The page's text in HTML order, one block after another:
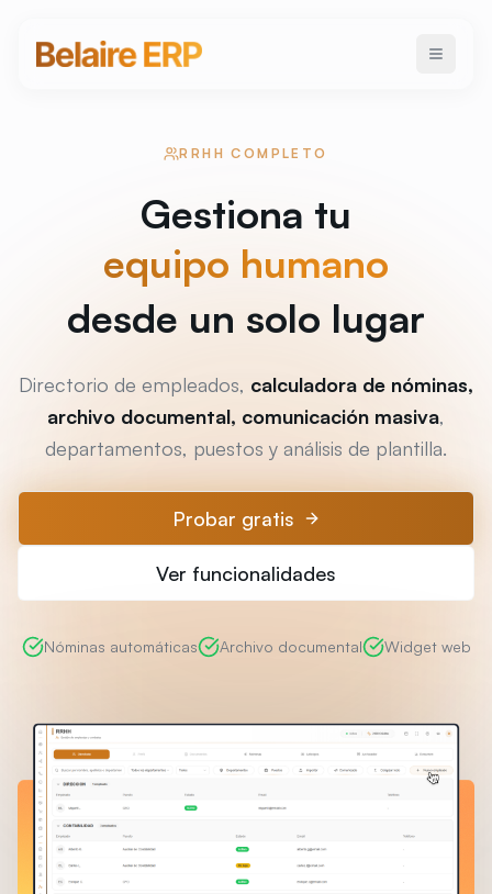
RRHH COMPLETO
Gestiona tu
equipo humano
desde un solo lugar
Directorio de empleados, calculadora de nóminas,
archivo documental, comunicación masiva,
departamentos, puestos y análisis de plantilla.
Probar gratis
Ver funcionalidades
Nóminas automáticas Archivo documental Widget web